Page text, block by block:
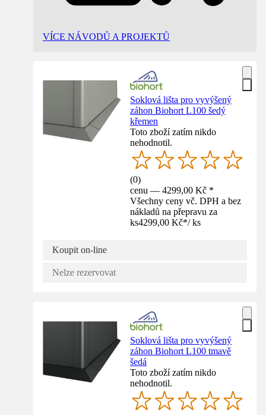
VÍCE NÁVODŮ A PROJEKTŮ
Soklová lišta pro vyvýšený
záhon Biohort L100 šedý
křemen
Toto zboží zatím nikdo
nehodnotil.
(0)
cenu — 4299,00 Kč *
Všechny ceny vč. DPH a bez
nákladů na přepravu za
ks4299,00 Kč*/ ks
Koupit on-line
Nelze rezervovat
Soklová lišta pro vyvýšený
záhon Biohort L100 tmavě
šedá
Toto zboží zatím nikdo
nehodnotil.